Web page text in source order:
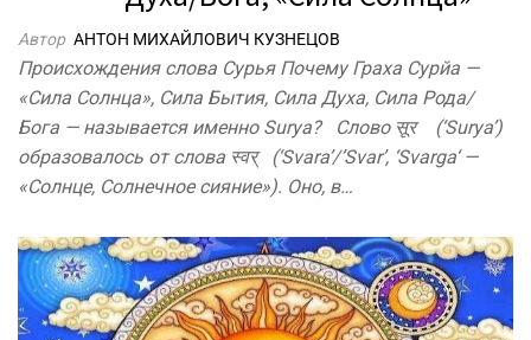
Автор АНТОН МИХАЙЛОВИЧ КУЗНЕЦОВ
Происхождения слова Сурья Почему Граха Сурйа —
«Сила Солнца», Сила Бытия, Сила Духа, Сила Рода/
Бога — называется именно Surya? Слово सूर (‘Surya’)
образовалось от слова स्वर् (‘Svara’/’Svar’, ‘Svarga‘ —
«Солнце, Солнечное сияние»). Оно, в…